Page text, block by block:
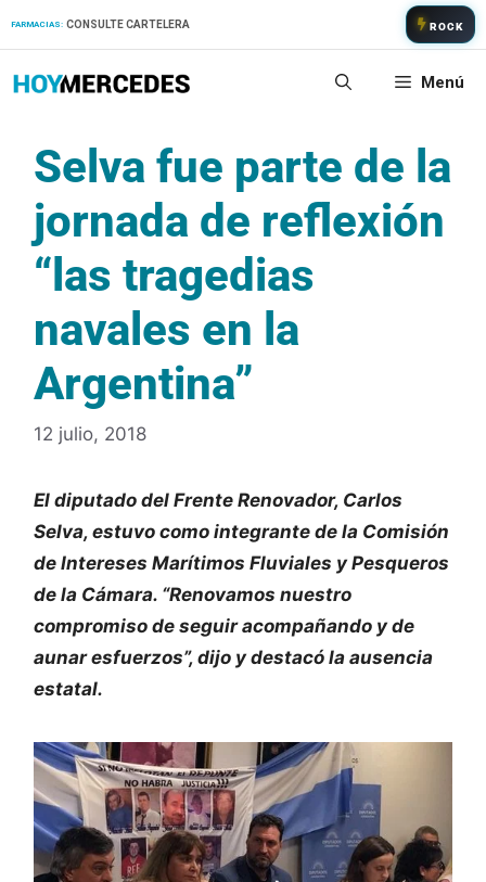
FARMACIAS: CONSULTE CARTELERA ROCK
Menú
Selva fue parte de la
jornada de reflexión
“las tragedias
navales en la
Argentina”
12 julio, 2018
El diputado del Frente Renovador, Carlos
Selva, estuvo como integrante de la Comisión
de Intereses Marítimos Fluviales y Pesqueros
de la Cámara. “Renovamos nuestro
compromiso de seguir acompañando y de
aunar esfuerzos”, dijo y destacó la ausencia
estatal.